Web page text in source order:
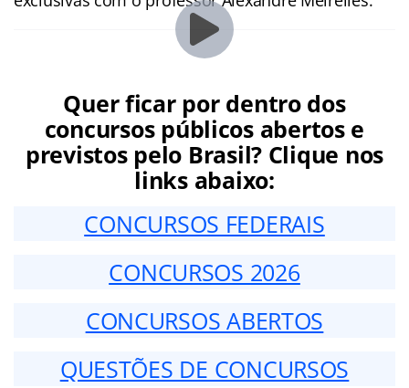
Quer ficar por dentro dos
concursos públicos abertos e
previstos pelo Brasil? Clique nos
links abaixo:
CONCURSOS FEDERAIS
CONCURSOS 2026
CONCURSOS ABERTOS
QUESTÕES DE CONCURSOS